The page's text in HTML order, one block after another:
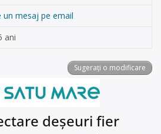
un mesaj pe email
ani
Sugerați o modificare
deșeuri fier